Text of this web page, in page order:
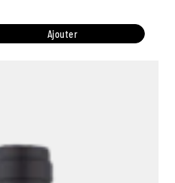
Ajouter